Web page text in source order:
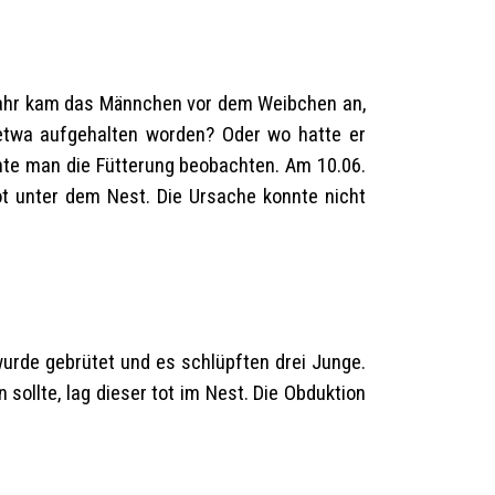
kam das Männchen vor dem Weibchen an,
aufgehalten worden? Oder wo hatte er
man die Fütterung beobachten. Am 10.06.
dem Nest. Die Ursache konnte nicht
gebrütet und es schlüpften drei Junge.
lag dieser tot im Nest. Die Obduktion